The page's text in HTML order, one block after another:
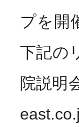
プを開
下記の
院説明